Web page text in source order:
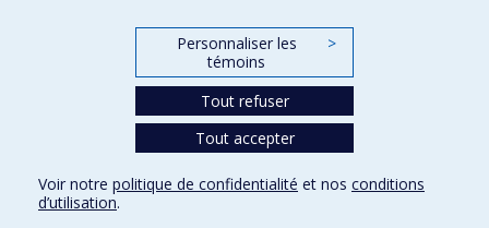
Conditions d’utilisation
Personnaliser les
témoins
>
Tout refuser
Tout accepter
Voir notre politique de confidentialité et nos conditions
d’utilisation.